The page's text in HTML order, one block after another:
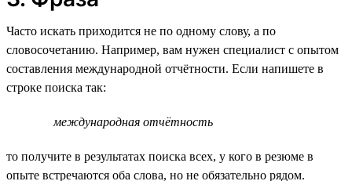
Часто искать приходится не по одному слову, а по
словосочетанию. Например, вам нужен специалист с опытом
составления международной отчётности. Если напишете в
строке поиска так:
международная отчётность
то получите в результатах поиска всех, у кого в резюме в
опыте встречаются оба слова, но не обязательно рядом.